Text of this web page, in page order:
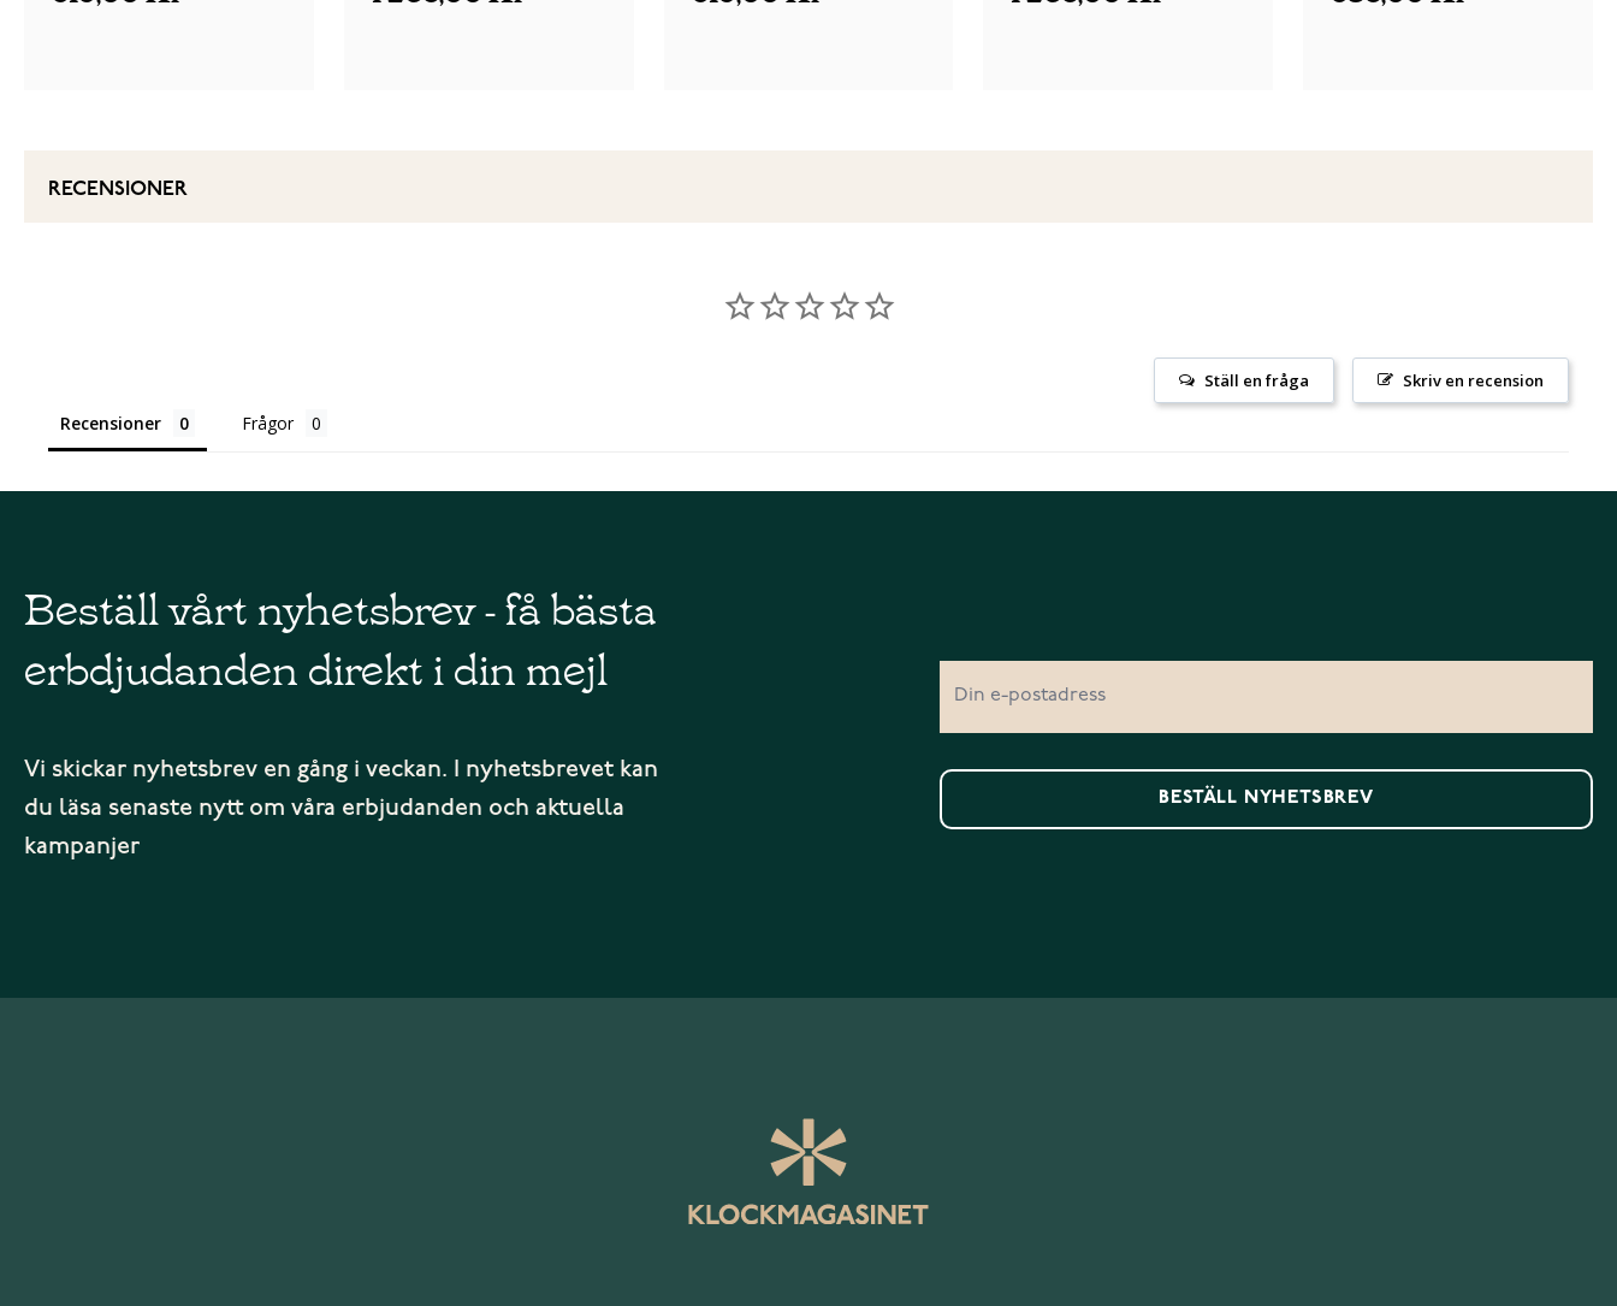
RECENSIONER
Skriv en recension
Ställ en fråga
Recensioner Frågor
Beställ vårt nyhetsbrev - få bästa
erbdjudanden direkt i din mejl
Vi skickar nyhetsbrev en gång i veckan. I nyhetsbrevet kan
du läsa senaste nytt om våra erbjudanden och aktuella
kampanjer
BESTÄLL NYHETSBREV